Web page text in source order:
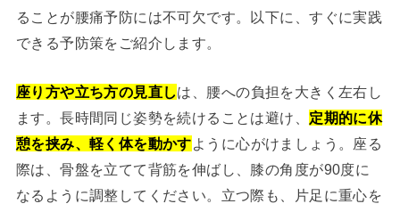
ることが腰痛予防には不可欠です。以下に、すぐに実践
できる予防策をご紹介します。
座り方や立ち方の見直しは、腰への負担を大きく左右し
ます。長時間同じ姿勢を続けることは避け、 定期的に休
憩を挟み、軽く体を動かすように心がけましょう。座る
際は、骨盤を立てて背筋を伸ばし、膝の角度が90度に
なるように調整してください。立つ際も、片足に重心を